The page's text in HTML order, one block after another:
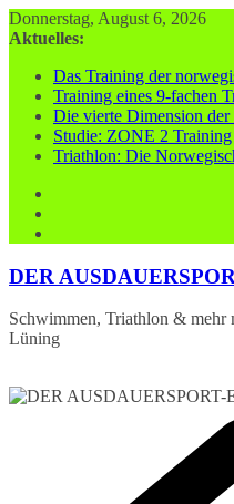
Zum
Inhalt
Donnerstag, August 6, 2026
Aktuelles:
Das Training der
Training eines 9-fachen
Die vierte Dimension
Studie: ZONE 2 Training
Triathlon: Die
DER
Schwimmen, Triathlon & mehr
Lüning